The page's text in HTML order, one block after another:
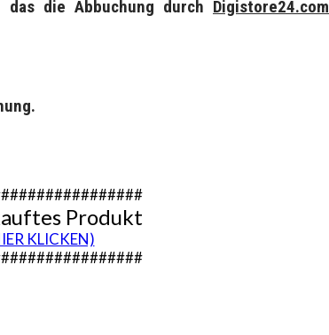
die Abbuchung durch Digistore24.com
Produkt
KLICKEN)